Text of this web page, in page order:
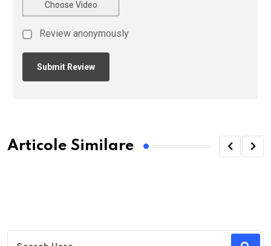
Choose Video
Review anonymously
Articole Similare